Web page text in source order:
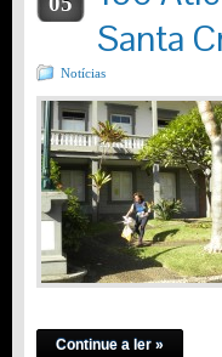
Santa
Notícias
Continue a ler »